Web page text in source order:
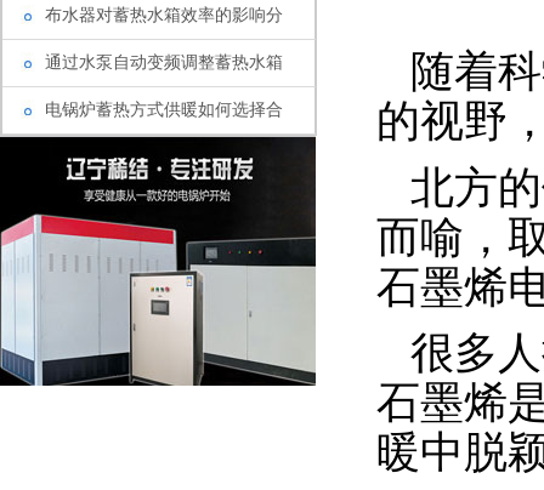
布水器对蓄热水箱效率的影响分
通过水泵自动变频调整蓄热水箱
电锅炉蓄热方式供暖如何选择合
随着
的视野
北方
而喻，
石墨烯
很多
石墨烯
暖中脱